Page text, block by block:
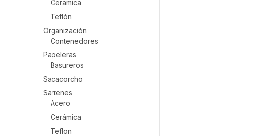
Ceramica
Teflón
Organización
Contenedores
Papeleras
Basureros
Sacacorcho
Sartenes
Acero
Cerámica
Teflon